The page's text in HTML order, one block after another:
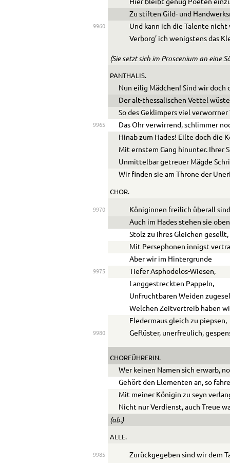
Hier bleibt genug Poeten
Zu stiften Gild- und
9960
Und kann ich die Talente nicht
Verborg’ ich wenigstens das
(Sie setzt sich im Proscenium an eine
PANTHALIS.
Nun eilig Mädchen! Sind wir doch
Der alt-thessalischen Vettel
So des Geklimpers viel verworrner
9965
Das Ohr verwirrend, schlimmer
Hinab zum Hades! Eilte doch die
Mit ernstem Gang hinunter. Ihrer
Unmittelbar getreuer Mägde
Wir finden sie am Throne der
CHOR.
9970
Königinnen freilich überall
Auch im Hades stehen sie
Stolz zu ihres Gleichen gesellt,
Mit Persephonen innigst
Aber wir im Hintergrunde
9975
Tiefer Asphodelos-Wiesen,
Langgestreckten Pappeln,
Unfruchtbaren Weiden
Welchen Zeitvertreib haben
Fledermaus gleich zu piepsen,
9980 Geflüster, unerfreulich,
CHORFÜHRERIN.
Wer keinen Namen sich erwarb,
Gehört den Elementen an, so
Mit meiner Königin zu seyn
Nicht nur Verdienst, auch Treue
(ab.)
ALLE.
9985
Zurückgegeben sind wir dem